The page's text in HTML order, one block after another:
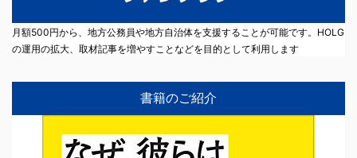
月額500円から、地方公務員や地方自治体を支援することが可能です。HOLG
の運用の拡大、取材記事を増やすことなどを目的として利用します
書籍のご紹介